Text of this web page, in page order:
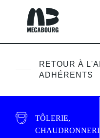
RETOUR À
ADHÉRENTS
TÔLERIE,